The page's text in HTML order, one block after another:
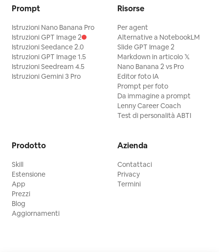
Prompt
Istruzioni Nano Banana Pro
Istruzioni GPT Image 2
Istruzioni Seedance 2.0
Istruzioni GPT Image 1.5
Istruzioni Seedream 4.5
Istruzioni Gemini 3 Pro
Risorse
Per agent
Alternative a NotebookLM
Slide GPT Image 2
Markdown in articolo 𝕏
Nano Banana 2 vs Pro
Editor foto IA
Prompt per foto
Da immagine a prompt
Lenny Career Coach
Test di personalità ABTI
Prodotto
Skill
Estensione
App
Prezzi
Blog
Aggiornamenti
Azienda
Contattaci
Privacy
Termini